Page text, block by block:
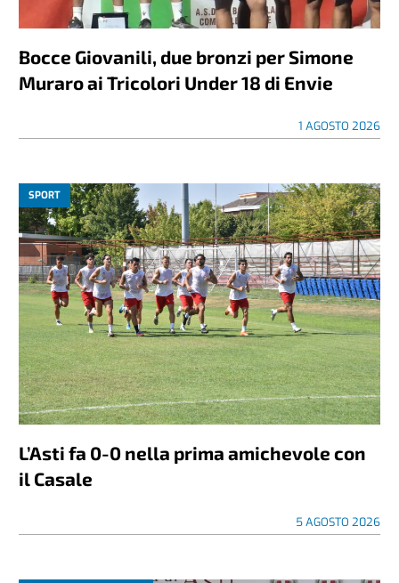
Bocce Giovanili, due bronzi per Simone
Muraro ai Tricolori Under 18 di Envie
1 AGOSTO 2026
SPORT
L’Asti fa 0-0 nella prima amichevole con
il Casale
5 AGOSTO 2026